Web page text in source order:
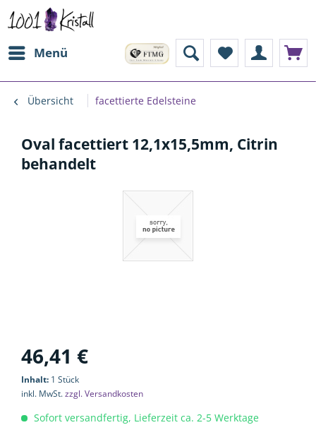
Menü
Übersicht facettierte Edelsteine
Oval facettiert 12,1x15,5mm, Citrin
behandelt
46,41 €
Inhalt: 1 Stück
inkl. MwSt.zzgl. Versandkosten
Sofort versandfertig, Lieferzeit ca. 2-5 Werktage